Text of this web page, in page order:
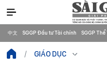
中文 SGGP Đầu tư Tài chính SGGP Thể
GIÁO DỤC